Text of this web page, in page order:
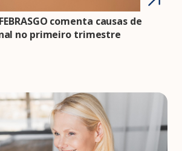
comenta causas de
no primeiro trimestre